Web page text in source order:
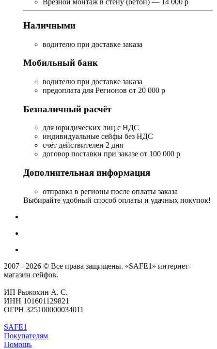
Врезной монтаж в стену (бетон) — 14 000 р
Наличными
водителю при доставке заказа
Мобильный банк
водителю при доставке заказа
предоплата для Регионов от 20 000 р
Безналичный расчёт
для юридических лиц с НДС
индивидуальные сейфы без НДС
счёт действителен 2 дня
договор поставки при заказе от 100 000 р
Дополнительная информация
отправка в регионы после оплаты заказа
Выбирайте удобный способ оплаты и удачных покупок!
2007 - 2026 © Все права защищены. «SAFE1» интернет-
магазин сейфов.
ИП Рыжохин А. С.
ИНН 101601129821
ОГРН 325100000034011
SAFE1
Покупателям
Помощь